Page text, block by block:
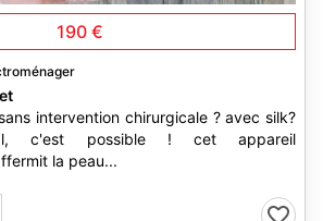
190 €
intervention chirurgicale ? avec silk?
c'est possible ! cet appareil
la peau...